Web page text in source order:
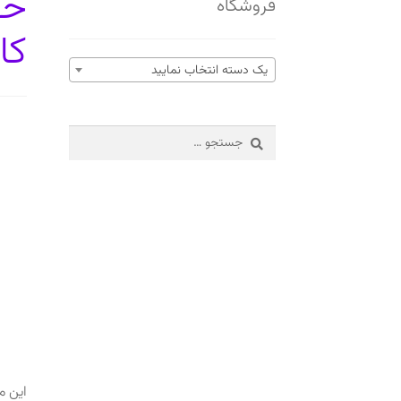
این
فروشگاه
یک دسته انتخاب نمایید
جستجو
برای: